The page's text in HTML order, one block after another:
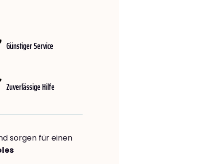
Günstiger Service
Zuverlässige Hilfe
sorgen für einen